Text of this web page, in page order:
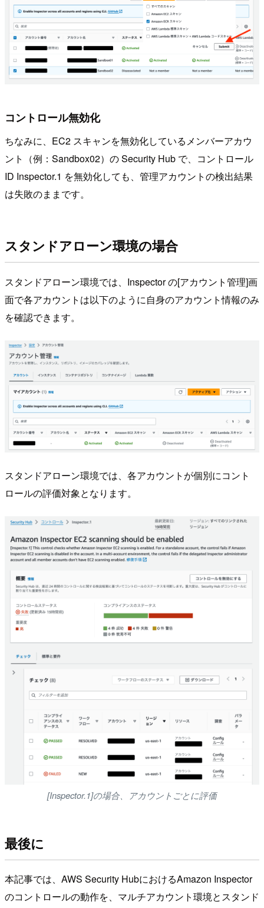
コントロール無効化
ちなみに、EC2 スキャンを無効化しているメンバーアカウ
ント（例：Sandbox02）の Security Hub で、コントロール
ID Inspector.1 を無効化しても、管理アカウントの検出結果
は失敗のままです。
スタンドアローン環境の場合
スタンドアローン環境では、Inspector の[アカウント管理]画
面で各アカウントは以下のように自身のアカウント情報のみ
を確認できます。
スタンドアローン環境では、各アカウントが個別にコント
ロールの評価対象となります。
[Inspector.1]の場合、アカウントごとに評価
最後に
本記事では、AWS Security HubにおけるAmazon Inspector
のコントロールの動作を、マルチアカウント環境とスタンド